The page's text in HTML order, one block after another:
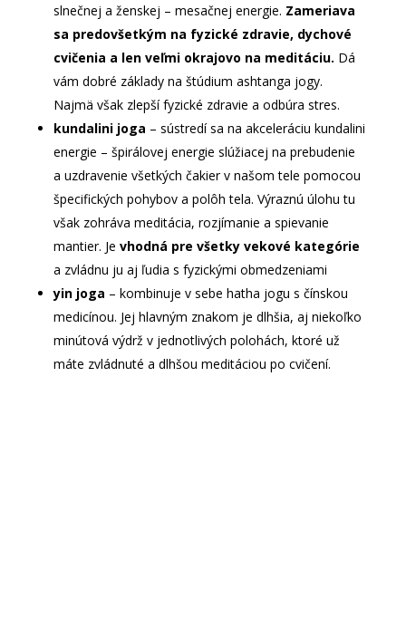
slnečnej a ženskej – mesačnej energie. Zameriava
sa predovšetkým na fyzické zdravie, dychové
cvičenia a len veľmi okrajovo na meditáciu. Dá
vám dobré základy na štúdium ashtanga jogy.
Najmä však zlepší fyzické zdravie a odbúra stres.
kundalini joga – sústredí sa na akceleráciu kundalini
energie – špirálovej energie slúžiacej na prebudenie
a uzdravenie všetkých čakier v našom tele pomocou
špecifických pohybov a polôh tela. Výraznú úlohu tu
však zohráva meditácia, rozjímanie a spievanie
mantier. Je vhodná pre všetky vekové kategórie
a zvládnu ju aj ľudia s fyzickými obmedzeniami
yin joga – kombinuje v sebe hatha jogu s čínskou
medicínou. Jej hlavným znakom je dlhšia, aj niekoľko
minútová výdrž v jednotlivých polohách, ktoré už
máte zvládnuté a dlhšou meditáciou po cvičení.